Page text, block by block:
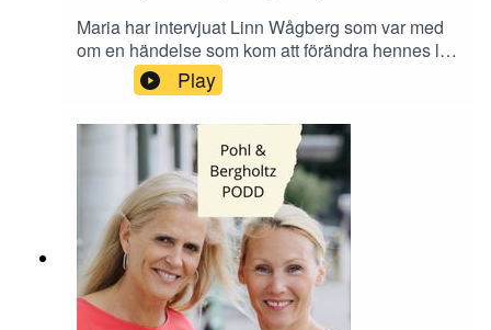
Maria har intervjuat Linn Wågberg som var med
om en händelse som kom att förändra hennes liv.
Hur tar vänder man något omvälvande till något
positivt? Linn berättar om hur hon hittade sin
styrka och vilken roll människor i omgivningen
spelar. Förändring kan vara skrämmande och
Linn berättar om att hitta modet för att blicka
framåt och att hantera sorgen.
Play